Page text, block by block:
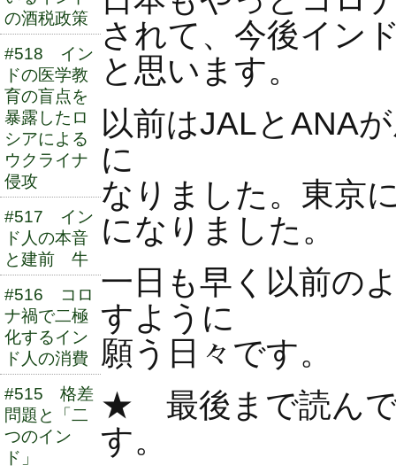
の酒税政策
#518 イン
ドの医学教
育の盲点を
暴露したロ
シアによる
ウクライナ
侵攻
#517 イン
ド人の本音
と建前 牛
#516 コロ
ナ禍で二極
化するイン
ド人の消費
#515 格差
問題と「二
つのイン
ド」
されて、今後イン
と思います。
以前はJALとANA
に
なりました。東京
になりました。
一日も早く以前の
すように
願う日々です。
★ 最後まで読んで
す。